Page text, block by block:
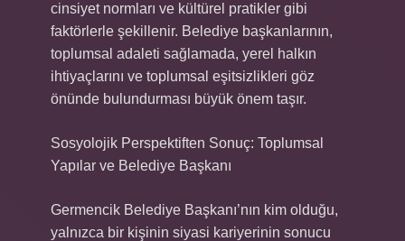
cinsiyet normları ve kültürel pratikler gibi
faktörlerle şekillenir. Belediye başkanlarının,
toplumsal adaleti sağlamada, yerel halkın
ihtiyaçlarını ve toplumsal eşitsizlikleri göz
önünde bulundurması büyük önem taşır.
Sosyolojik Perspektiften Sonuç: Toplumsal
Yapılar ve Belediye Başkanı
Germencik Belediye Başkanı’nın kim olduğu,
yalnızca bir kişinin siyasi kariyerinin sonucu